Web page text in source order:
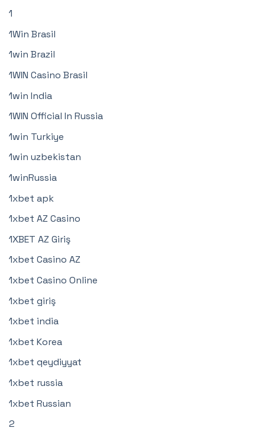
1
1Win Brasil
1win Brazil
1WIN Casino Brasil
1win India
1WIN Official In Russia
1win Turkiye
1win uzbekistan
1winRussia
1xbet apk
1xbet AZ Casino
1XBET AZ Giriş
1xbet Casino AZ
1xbet Casino Online
1xbet giriş
1xbet india
1xbet Korea
1xbet qeydiyyat
1xbet russia
1xbet Russian
2